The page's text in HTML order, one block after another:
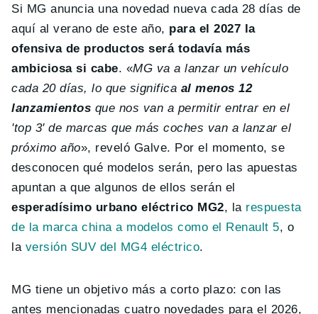
Si MG anuncia una novedad nueva cada 28 días de
aquí al verano de este año, para el 2027 la
ofensiva de productos será todavía más
ambiciosa si cabe. «MG va a lanzar un vehículo
cada 20 días, lo que significa al menos 12
lanzamientos que nos van a permitir entrar en el
'top 3' de marcas que más coches van a lanzar el
próximo año», reveló Galve. Por el momento, se
desconocen qué modelos serán, pero las apuestas
apuntan a que algunos de ellos serán el
esperadísimo urbano eléctrico MG2, la respuesta
de la marca china a modelos como el Renault 5, o
la versión SUV del MG4 eléctrico.
MG tiene un objetivo más a corto plazo: con las
antes mencionadas cuatro novedades para el 2026,